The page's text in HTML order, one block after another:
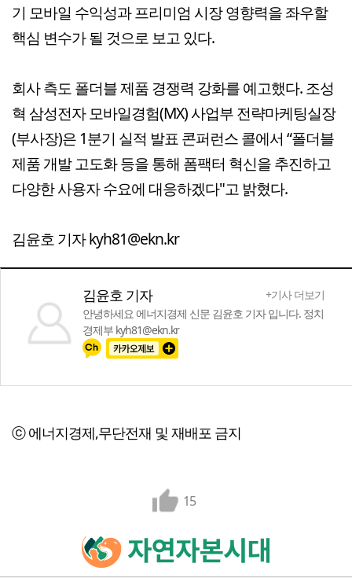
기 모바일 수익성과 프리미엄 시장 영향력을 좌우할
핵심 변수가 될 것으로 보고 있다.
회사 측도 폴더블 제품 경쟁력 강화를 예고했다. 조성
혁 삼성전자 모바일경험(MX) 사업부 전략마케팅실장
(부사장)은 1분기 실적 발표 콘퍼런스 콜에서 “폴더블
제품 개발 고도화 등을 통해 폼팩터 혁신을 추진하고
다양한 사용자 수요에 대응하겠다"고 밝혔다.
김윤호 기자 kyh81@ekn.kr
김윤호 기자
+기사 더보기
안녕하세요 에너지경제 신문 김윤호 기자 입니다. 정치
경제부 kyh81@ekn.kr
ⓒ 에너지경제,무단전재 및 재배포 금지
15